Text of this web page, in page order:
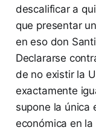
descalificar a
que presentar
en eso don
Declararse
de no existir la
exactamente
supone la única
económica en